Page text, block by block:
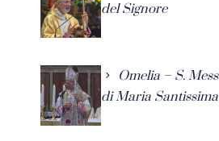
del Signore
Omelia – S.
di Maria